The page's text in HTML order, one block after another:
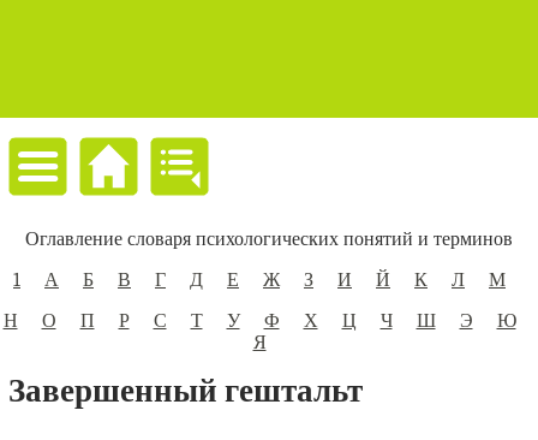
Оглавление словаря психологических понятий и терминов
1
А Б В Г Д Е Ж З И Й К Л
М
Н
О П Р С Т У Ф Х Ц Ч Ш Э
Ю
Я
Завершенный гештальт